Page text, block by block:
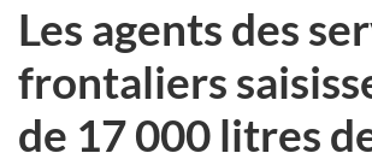
veux
pas
participer
au
sondage
Les agents des
frontaliers
de 17 000 litres